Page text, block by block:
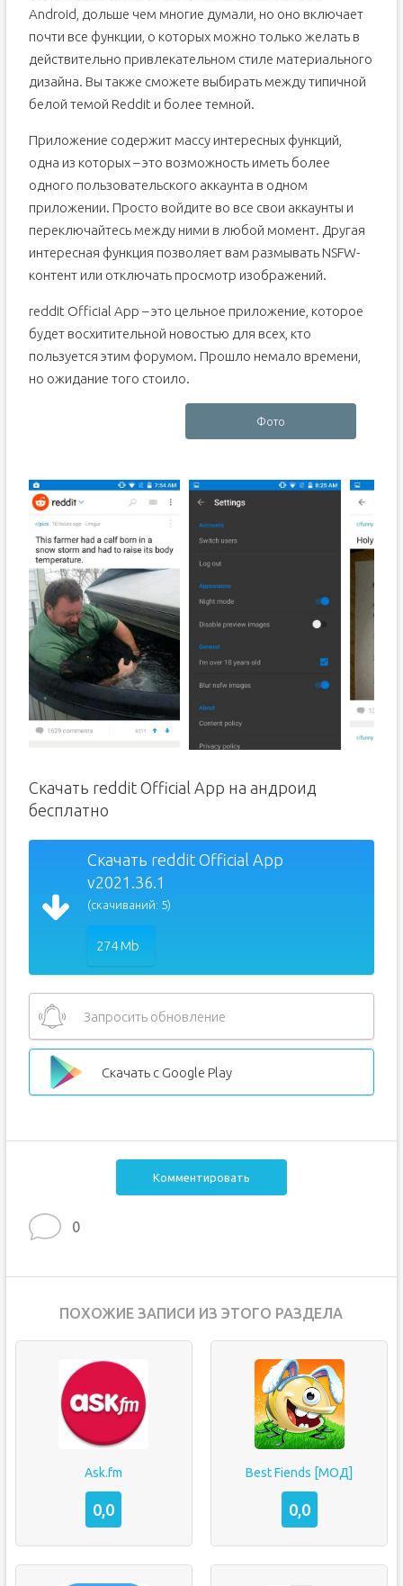
Android, дольше чем многие думали, но оно включает
почти все функции, о которых можно только желать в
действительно привлекательном стиле материального
дизайна. Вы также сможете выбирать между типичной
белой темой Reddit и более темной.
Приложение содержит массу интересных функций,
одна из которых – это возможность иметь более
одного пользовательского аккаунта в одном
приложении. Просто войдите во все свои аккаунты и
переключайтесь между ними в любой момент. Другая
интересная функция позволяет вам размывать NSFW-
контент или отключать просмотр изображений.
reddit Official App – это цельное приложение, которое
будет восхитительной новостью для всех, кто
пользуется этим форумом. Прошло немало времени,
но ожидание того стоило.
Фото
Скачать reddit Official App на андроид
бесплатно
Скачать reddit Official App
v2021.36.1
(скачиваний: 5)
274 Mb
Запросить обновление
Скачать с Google Play
Комментировать
0
ПОХОЖИЕ ЗАПИСИ ИЗ ЭТОГО РАЗДЕЛА
Ask.fm
0,0
Best Fiends [МОД]
0,0